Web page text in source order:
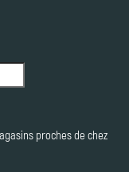
proches de chez